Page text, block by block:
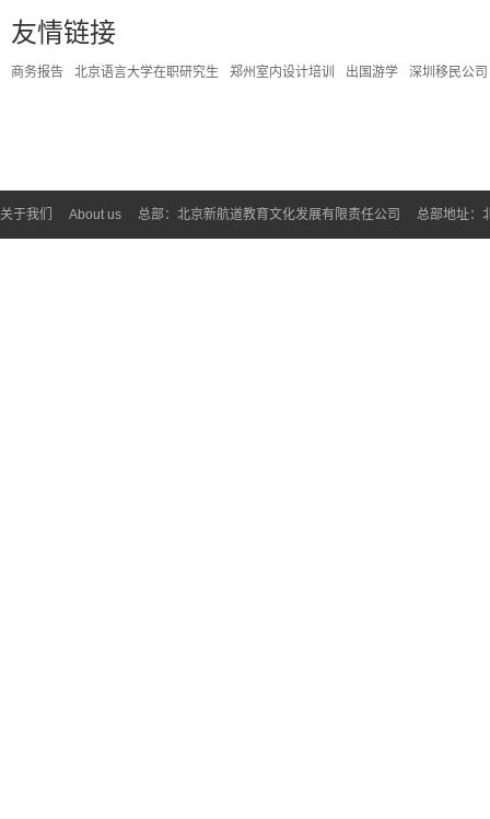
友情链接
商务报告 北京语言大学在职研究生 郑州室内设计培训 出国游学 深圳移民公司
关于我们 About us 总部：北京新航道教育文化发展有限责任公司 总部地址：